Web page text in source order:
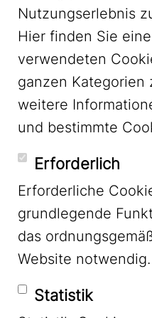
LinkedIn
YouTube
Mastodon
Nutzungserlebnis
Hier finden Sie
verwendeten
ganzen Kategorien
weitere
und bestimmte
Erforderlich
Erforderliche
grundlegende
das
Website notwendig.
Statistik